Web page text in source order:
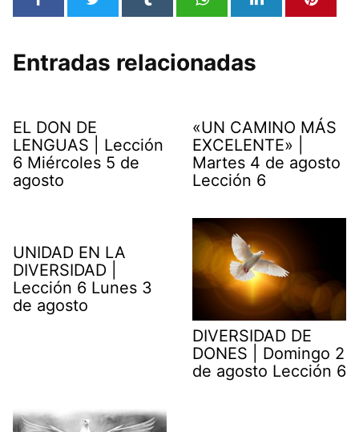
Entradas relacionadas
EL DON DE
LENGUAS | Lección
6 Miércoles 5 de
agosto
«UN CAMINO MÁS
EXCELENTE» |
Martes 4 de agosto
Lección 6
UNIDAD EN LA
DIVERSIDAD |
Lección 6 Lunes 3
de agosto
DIVERSIDAD DE
DONES | Domingo 2
de agosto Lección 6